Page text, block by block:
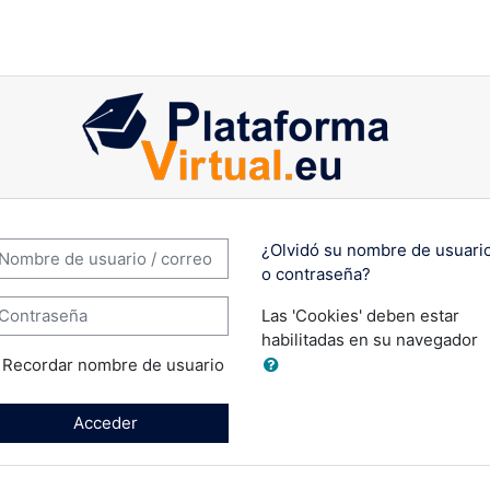
PlataformaVirtual.eu:
de usuario / correo electrónico
Recordar nombre de usuario
Acceder
¿Olvidó su nombre de
o contraseña?
Las 'Cookies' deben estar
habilitadas en su navegador